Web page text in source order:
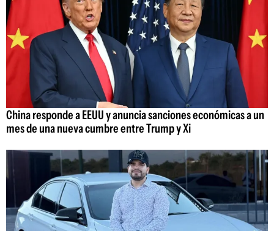
China responde a EEUU y anuncia sanciones económicas a un
mes de una nueva cumbre entre Trump y Xi